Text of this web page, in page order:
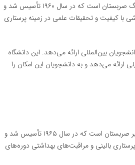
(University of Novi Sad Faculty of Medicine) دومین دانشگاه بزرگ صربستان است که در سال ۱۹۶۰ تأسیس شد و
با کیفیت و تحقیقات علمی در زمینه پرستاری
بین‌المللی ارائه می‌دهد. این دانشگاه
ارائه می‌دهد و به دانشجویان این امکان را
(University of Niš Faculty of Medicine) یکی دیگر از دانشگاه‌های معتبر صربستان است که در سال ۱۹۶۵ تأسیس شد و
بالینی و مراقبت‌های بهداشتی دوره‌های